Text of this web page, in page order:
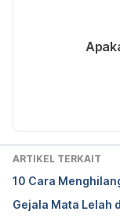
Ditulis oleh
Fakta medis
ARTIKEL TERKAIT
10 Cara
Gejala Mata Lelah